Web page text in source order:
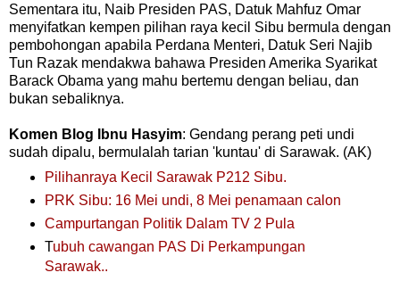
Sementara itu, Naib Presiden PAS, Datuk Mahfuz Omar
menyifatkan kempen pilihan raya kecil Sibu bermula dengan
pembohongan apabila Perdana Menteri, Datuk Seri Najib
Tun Razak mendakwa bahawa Presiden Amerika Syarikat
Barack Obama yang mahu bertemu dengan beliau, dan
bukan sebaliknya.
Komen Blog Ibnu Hasyim: Gendang perang peti undi
sudah dipalu, bermulalah tarian 'kuntau' di Sarawak. (AK)
Pilihanraya Kecil Sarawak P212 Sibu.
PRK Sibu: 16 Mei undi, 8 Mei penamaan calon
Campurtangan Politik Dalam TV 2 Pula
Tubuh cawangan PAS Di Perkampungan
Sarawak..